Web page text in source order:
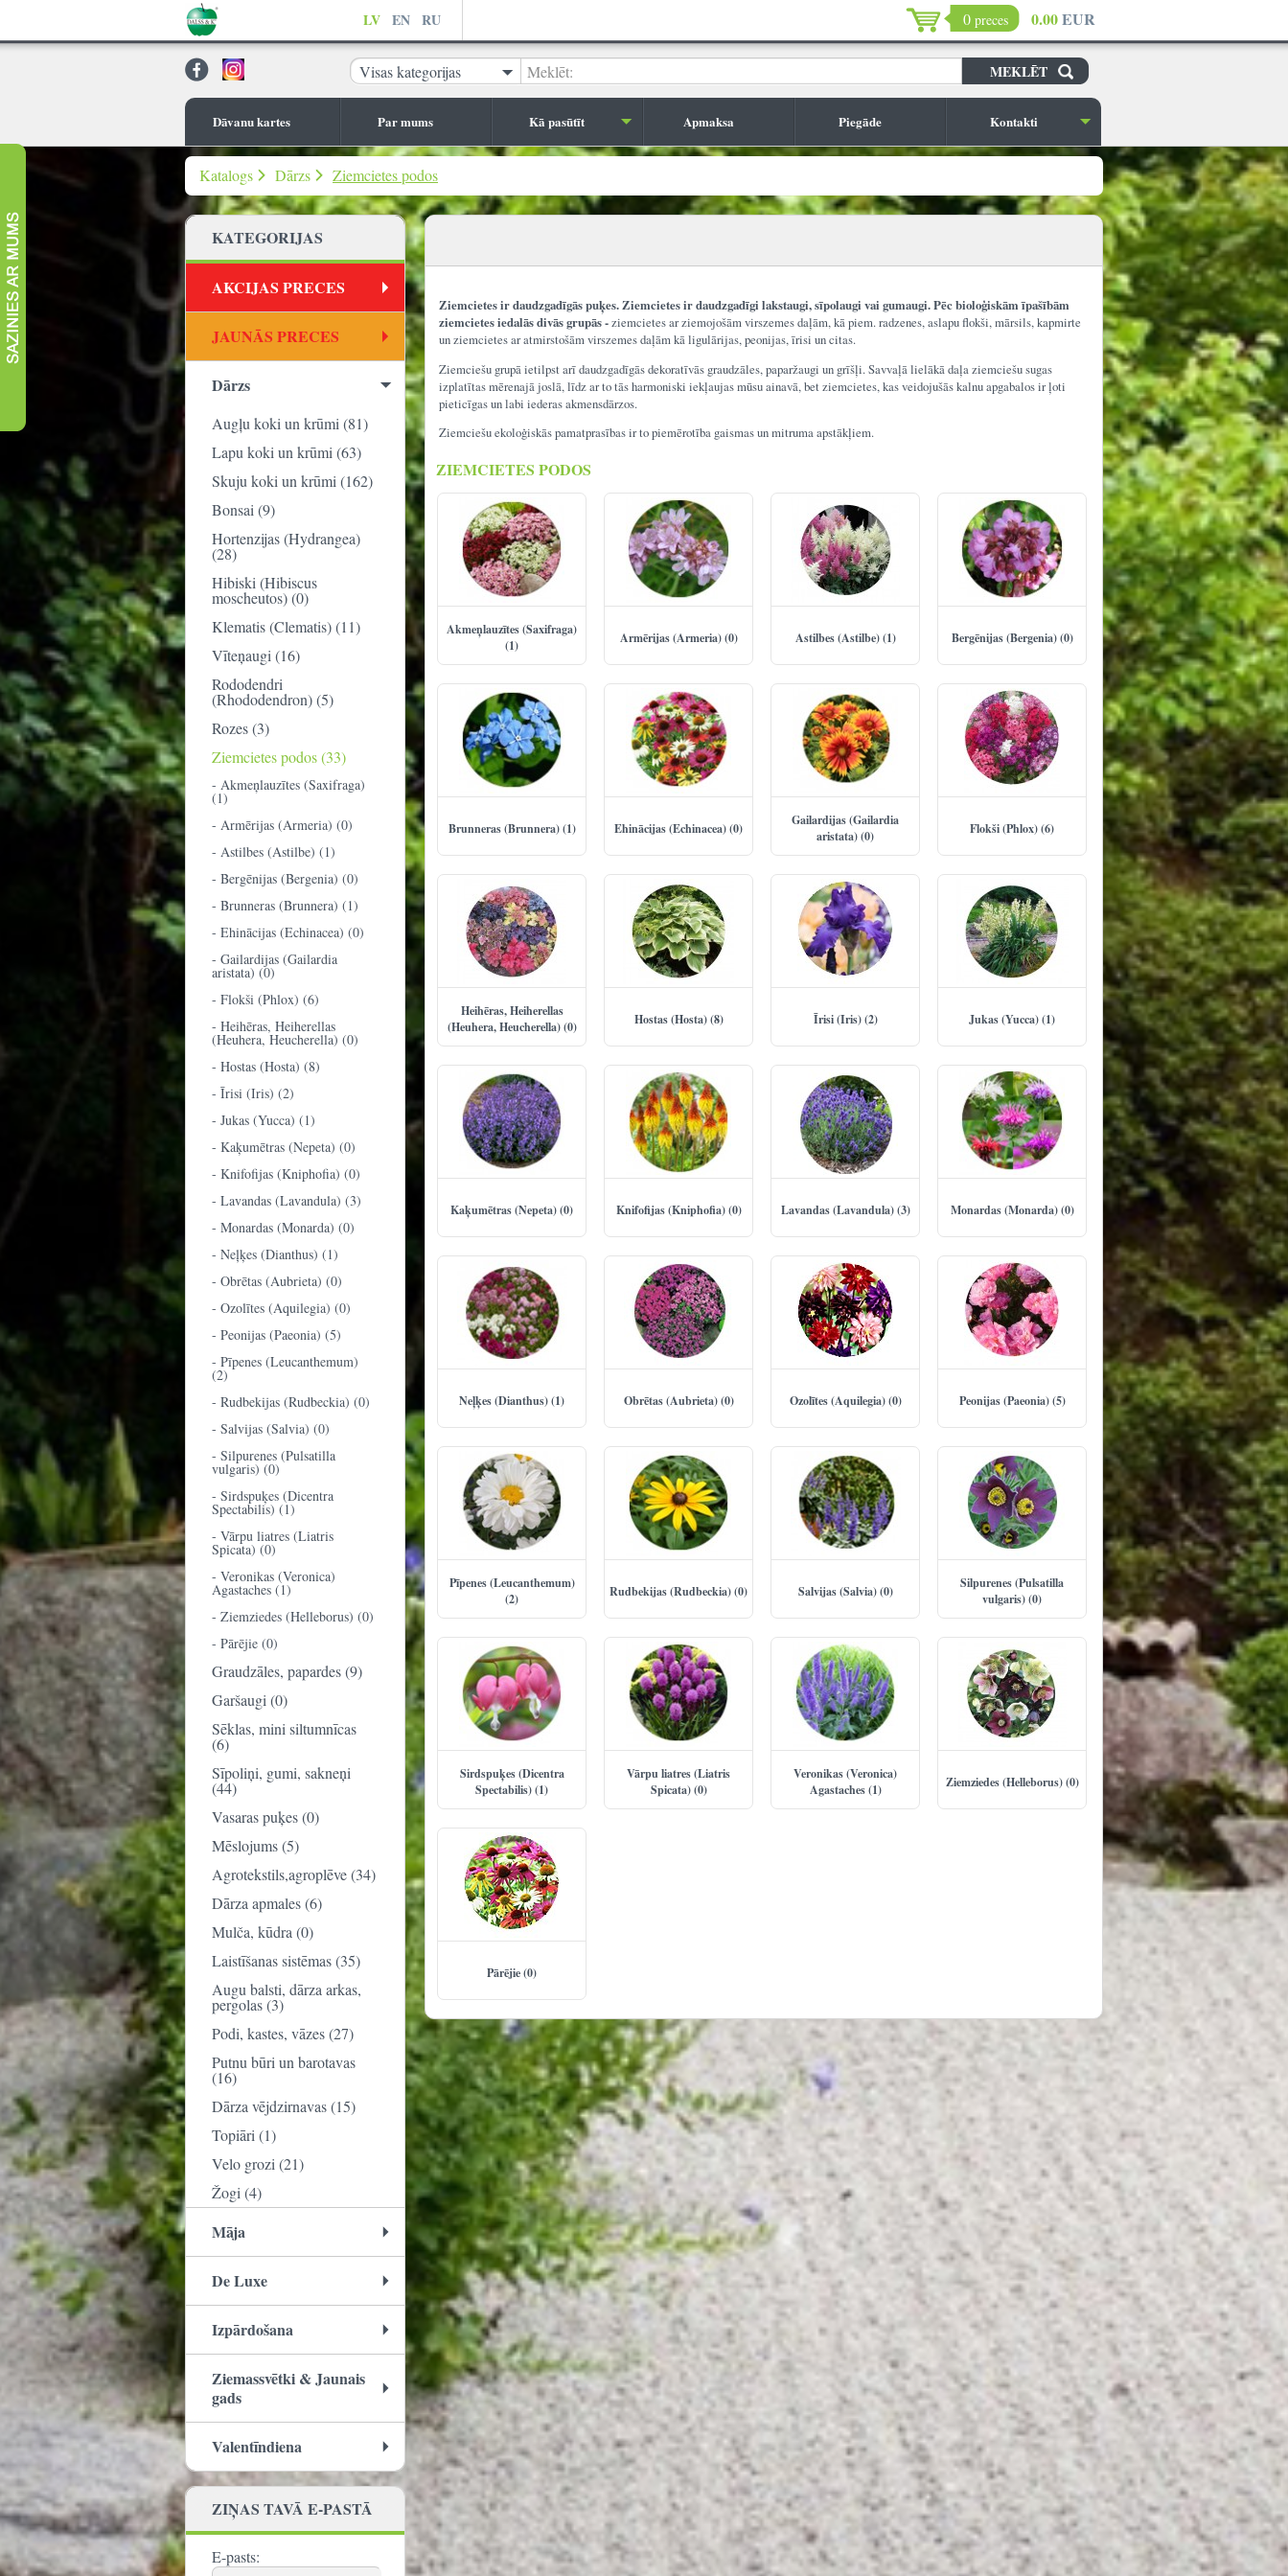
LV EN RU 0 preces 0.00EUR
Visas kategorijas Meklēt:
Dāvanu kartes Par mums Kā pasūtīt Apmaksa Piegāde Kontakti
Katalogs Dārzs Ziemcietes podos
KATEGORIJAS
AKCIJAS PRECES
JAUNĀS PRECES
Dārzs
Augļu koki un krūmi (81)
Lapu koki un krūmi (63)
Skuju koki un krūmi (162)
Bonsai (9)
Hortenzijas (Hydrangea)
(28)
Hibiski (Hibiscus
moscheutos) (0)
Klematis (Clematis) (11)
Vīteņaugi (16)
Rododendri
(Rhododendron) (5)
Rozes (3)
Ziemcietes podos (33)
- Akmeņlauzītes (Saxifraga)
(1)
- Armērijas (Armeria) (0)
- Astilbes (Astilbe) (1)
- Bergēnijas (Bergenia) (0)
- Brunneras (Brunnera) (1)
- Ehinācijas (Echinacea) (0)
- Gailardijas (Gailardia
aristata) (0)
- Flokši (Phlox) (6)
- Heihēras, Heiherellas
(Heuhera, Heucherella) (0)
- Hostas (Hosta) (8)
- Īrisi (Iris) (2)
- Jukas (Yucca) (1)
- Kaķumētras (Nepeta) (0)
- Knifofijas (Kniphofia) (0)
- Lavandas (Lavandula) (3)
- Monardas (Monarda) (0)
- Neļķes (Dianthus) (1)
- Obrētas (Aubrieta) (0)
- Ozolītes (Aquilegia) (0)
- Peonijas (Paeonia) (5)
- Pīpenes (Leucanthemum)
(2)
- Rudbekijas (Rudbeckia) (0)
- Salvijas (Salvia) (0)
- Silpurenes (Pulsatilla
vulgaris) (0)
- Sirdspuķes (Dicentra
Spectabilis) (1)
- Vārpu liatres (Liatris
Spicata) (0)
- Veronikas (Veronica)
Agastaches (1)
- Ziemziedes (Helleborus) (0)
- Pārējie (0)
Graudzāles, papardes (9)
Garšaugi (0)
Sēklas, mini siltumnīcas
(6)
Sīpoliņi, gumi, sakneņi
(44)
Vasaras puķes (0)
Mēslojums (5)
Agrotekstils,agroplēve (34)
Dārza apmales (6)
Mulča, kūdra (0)
Laistīšanas sistēmas (35)
Augu balsti, dārza arkas,
pergolas (3)
Podi, kastes, vāzes (27)
Putnu būri un barotavas
(16)
Dārza vējdzirnavas (15)
Topiāri (1)
Velo grozi (21)
Žogi (4)
Māja
De Luxe
Izpārdošana
Ziemassvētki & Jaunais
gads
Valentīndiena
ZIŅAS TAVĀ E-PASTĀ
E-pasts:
Ziemcietes ir daudzgadīgās puķes.Ziemcietesir daudzgadīgi lakstaugi, sīpolaugi vai gumaugi. Pēc bioloģiskām īpašībām
ziemcietesiedalās divās grupās -ziemcietes ar ziemojošām virszemes daļām, kā piem. radzenes, aslapu flokši, mārsils, kapmirte
un ziemcietes ar atmirstošām virszemes daļām kā ligulārijas, peonijas, īrisi un citas.
Ziemciešu grupā ietilpst arī daudzgadīgās dekoratīvās graudzāles, paparžaugi un grīšļi. Savvaļā lielākā daļa ziemciešu sugas
izplatītas mērenajā joslā, līdz ar to tās harmoniski iekļaujas mūsu ainavā, bet ziemcietes, kas veidojušās kalnu apgabalos ir ļoti
pieticīgas un labi iederas akmensdārzos.
Ziemciešu ekoloģiskās pamatprasības ir to piemērotība gaismas un mitruma apstākļiem.
ZIEMCIETES PODOS
Akmeņlauzītes (Saxifraga)
(1)
Armērijas (Armeria) (0) Astilbes (Astilbe) (1) Bergēnijas (Bergenia) (0)
Brunneras (Brunnera) (1) Ehinācijas (Echinacea) (0)
Gailardijas (Gailardia
aristata) (0)
Flokši (Phlox) (6)
Heihēras, Heiherellas
(Heuhera, Heucherella) (0)
Hostas (Hosta) (8) Īrisi (Iris) (2) Jukas (Yucca) (1)
Kaķumētras (Nepeta) (0) Knifofijas (Kniphofia) (0) Lavandas (Lavandula) (3) Monardas (Monarda) (0)
Neļķes (Dianthus) (1) Obrētas (Aubrieta) (0) Ozolītes (Aquilegia) (0) Peonijas (Paeonia) (5)
Pīpenes (Leucanthemum)
(2)
Rudbekijas (Rudbeckia) (0) Salvijas (Salvia) (0)
Silpurenes (Pulsatilla
vulgaris) (0)
Sirdspuķes (Dicentra
Spectabilis) (1)
Vārpu liatres (Liatris
Spicata) (0)
Veronikas (Veronica)
Agastaches (1)
Ziemziedes (Helleborus) (0)
Pārējie (0)